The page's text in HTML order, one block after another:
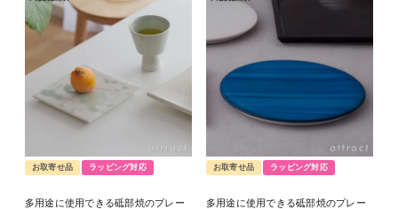
お取寄せ品 ラッピング対応
多用途に使用できる砥部焼のプレー
お取寄せ品 ラッピング対応
多用途に使用できる砥部焼のプレー